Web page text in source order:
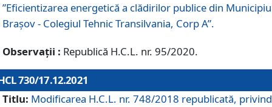
”Eficientizarea energetică a clădirilor publice din
Brașov - Colegiul Tehnic Transilvania, Corp A”.
Observații : Republică H.C.L. nr. 95/2020.
730/17.12.2021
Titlu: Modificarea H.C.L. nr. 748/2018 republicată, privind